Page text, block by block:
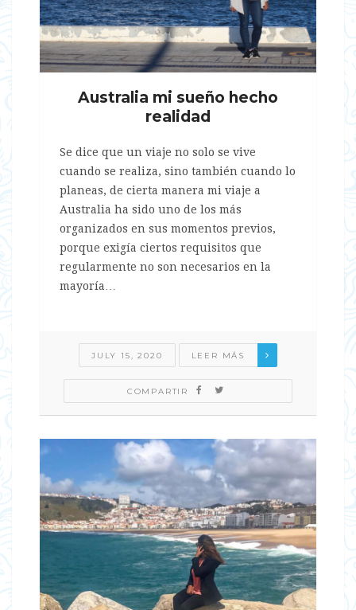
Australia mi sueño hecho
realidad
Se dice que un viaje no solo se vive
cuando se realiza, sino también cuando lo
planeas, de cierta manera mi viaje a
Australia ha sido uno de los más
organizados en sus momentos previos,
porque exigía ciertos requisitos que
regularmente no son necesarios en la
mayoría…
JULY 15, 2020 LEER MÁS
COMPARTIR